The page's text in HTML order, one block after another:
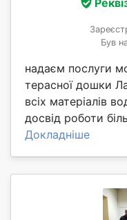
Був
надаєм послуги
терасної дошки
всіх матеріалів
досвід роботи
Докладніше